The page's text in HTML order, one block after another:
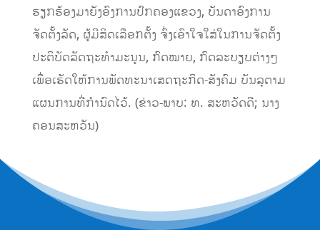
ຮຽກຮ້ອງມາຍັງອົງການປົກຄອງແຂວງ, ບັນດາອົງການ
ຈັດຕັ້ງລັດ, ຜູ້ມີສິດເລືອກຕັ້ງ ຈົ່ງເອົາໃຈໃສ່ໃນການຈັດຕັ້ງ
ປະຕິບັດລັດຖະທໍາມະນູນ, ກົດໝາຍ, ກົດລະບຽບຕ່າງໆ
ເພື່ອເຮັດໃຫ້ການພັດທະນາເສດຖະກິດ-ສັງຄົມ ບັນລຸຕາມ
ແຜນການທີ່ກໍານົດໄວ້. (ຂ່າວ-ພາບ: ທ. ສະຫວັດດີ; ນາງ
ຄອນສະຫວັນ)